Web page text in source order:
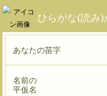
ひらがな(読み
あなたの苗字
名前の
平仮名